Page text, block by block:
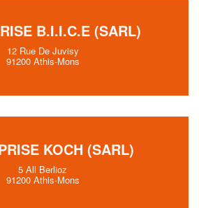
B.I.I.C.E (SARL)
12 Rue De Juvisy
91200 Athis-Mons
KOCH (SARL)
5 All Berlioz
91200 Athis-Mons